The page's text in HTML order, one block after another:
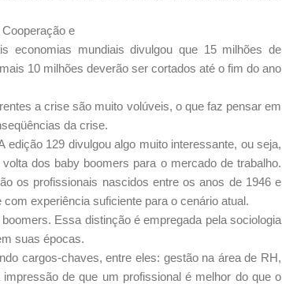
e
economias mundiais divulgou que 15 milhões de
10 milhões deverão ser cortados até o fim do ano
a crise são muito volúveis, o que faz pensar em
da crise.
129 divulgou algo muito interessante, ou seja,
dos baby boomers para o mercado de trabalho.
os profissionais nascidos entre os anos de 1946 e
experiência suficiente para o cenário atual.
Essa distinção é empregada pela sociologia
suas épocas.
cargos-chaves, entre eles: gestão na área de RH,
de que um profissional é melhor do que o